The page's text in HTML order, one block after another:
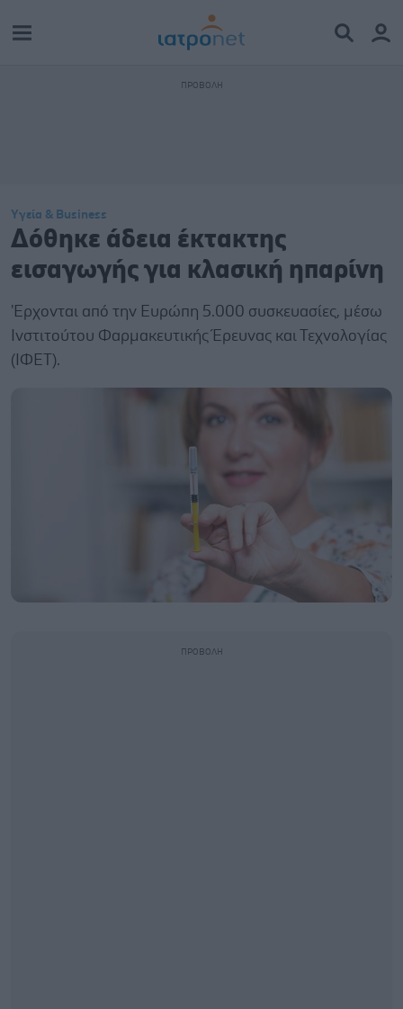
Υγεία & Business
Δόθηκε άδεια έκτακτης
εισαγωγής για κλασική ηπαρίνη
'Ερχονται από την Ευρώπη 5.000 συσκευασίες, μέσω
Ινστιτούτου Φαρμακευτικής Έρευνας και Τεχνολογίας
(ΙΦΕΤ).